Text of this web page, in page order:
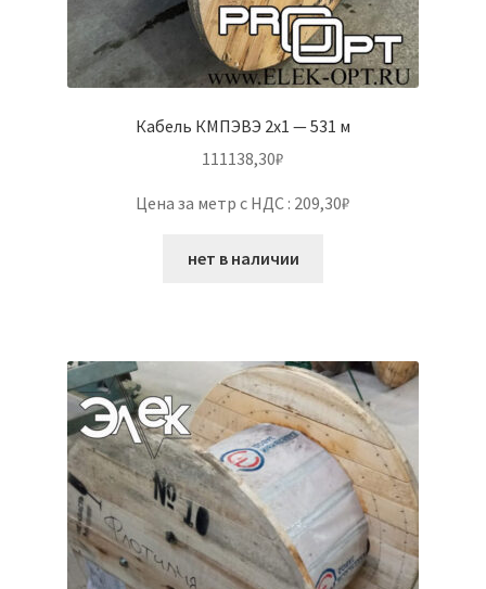
Кабель КМПЭВЭ 2х1 — 531 м
111138,30₽
Цена за метр с НДС : 209,30₽
нет в наличии